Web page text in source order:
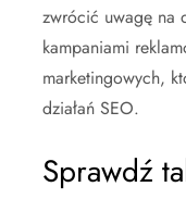
zwrócić uwagę na
kampaniami
marketingowych,
działań SEO.
Sprawdź